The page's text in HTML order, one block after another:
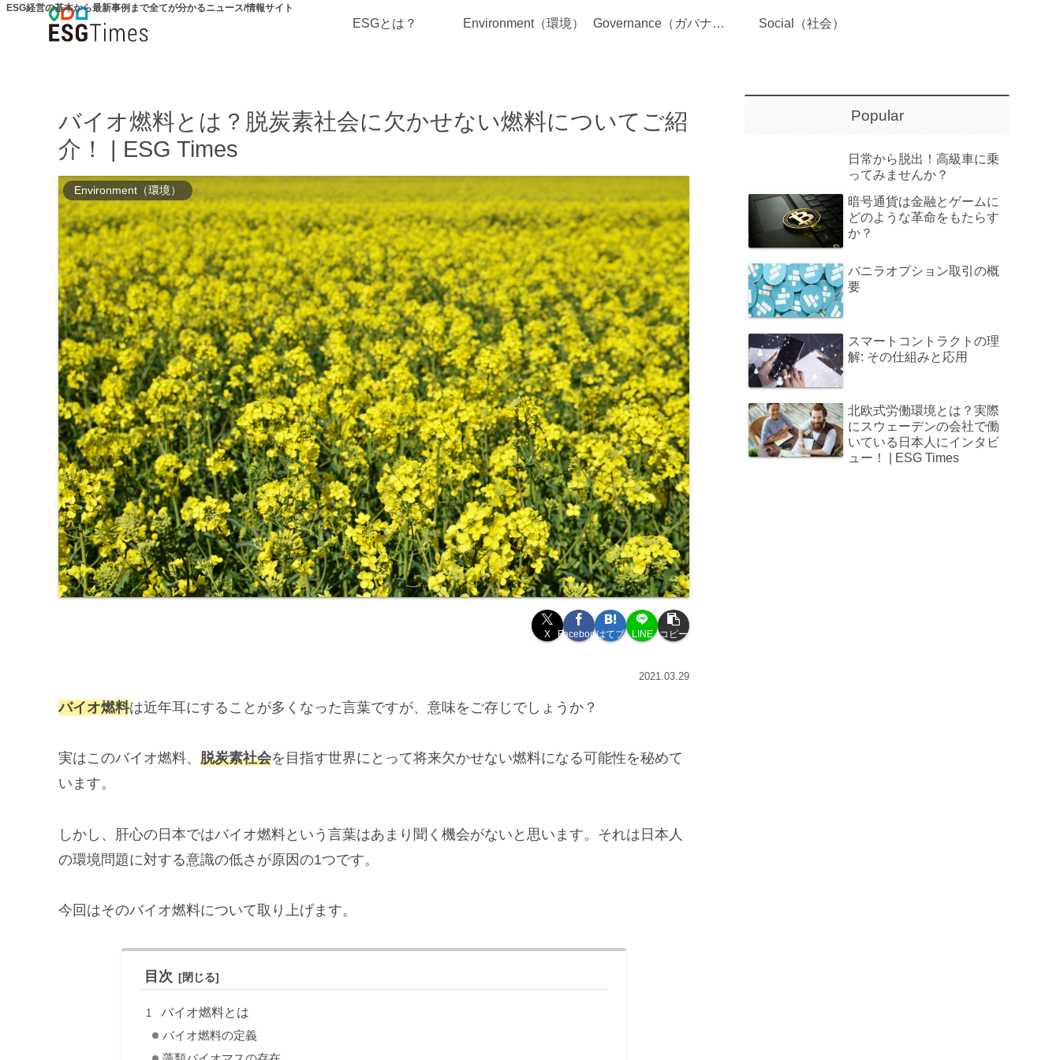
ESG経営の基本から最新事例まで全てが分かるニュース/情報サイト
ESGとは？ Environment（環境） Governance（ガバナンス） Social（社会）
バイオ燃料とは？脱炭素社会に欠かせない燃料についてご紹
介！ | ESG Times
Environment（環境）
X Facebookはてブ LINE コピー
2021.03.29
バイオ燃料は近年耳にすることが多くなった言葉ですが、意味をご存じでしょうか？
実はこのバイオ燃料、 脱炭素社会を目指す世界にとって将来欠かせない燃料になる可能性を秘めて
います。
しかし、肝心の日本ではバイオ燃料という言葉はあまり聞く機会がないと思います。それは日本人
の環境問題に対する意識の低さが原因の1つです。
今回はそのバイオ燃料について取り上げます。
目次
バイオ燃料とは
バイオ燃料の定義
Popular
日常から脱出！高級車に乗
ってみませんか？
暗号通貨は金融とゲームに
どのような革命をもたらす
か？
バニラオプション取引の概
要
スマートコントラクトの理
解: その仕組みと応用
北欧式労働環境とは？実際
にスウェーデンの会社で働
いている日本人にインタビ
ュー！ | ESG Times